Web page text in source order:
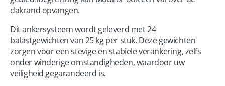
dakrand opvangen.
Dit ankersysteem wordt geleverd met 24
balastgewichten van 25 kg per stuk. Deze gewichten
zorgen voor een stevige en stabiele verankering, zelfs
onder winderige omstandigheden, waardoor uw
veiligheid gegarandeerd is.